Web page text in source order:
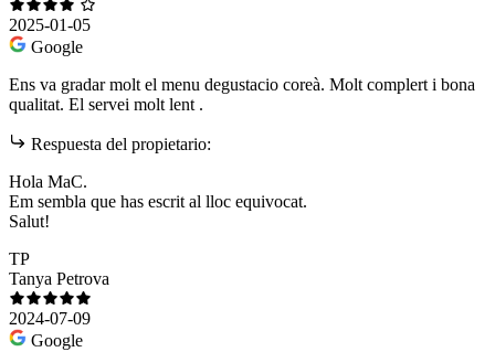
2025-01-05
Google
Ens va gradar molt el menu degustacio coreà. Molt complert i bona
qualitat. El servei molt lent .
Respuesta del propietario:
Hola MaC.
Em sembla que has escrit al lloc equivocat.
Salut!
TP
Tanya Petrova
2024-07-09
Google